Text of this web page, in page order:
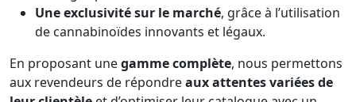
Une exclusivité sur le marché, grâce à l’utilisation
de cannabinoïdes innovants et légaux.
En proposant unegamme complète, nous permettons
aux revendeurs de répondreaux attentes variées de